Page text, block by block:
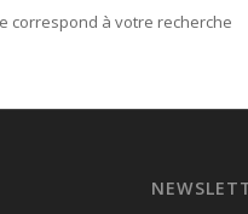
correspond à votre recherche